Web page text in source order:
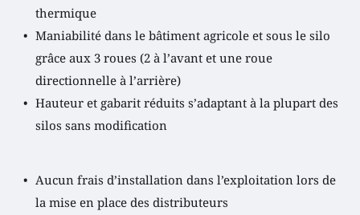
thermique
Maniabilité dans le bâtiment agricole et sous le silo
grâce aux 3 roues (2 à l’avant et une roue
directionnelle à l’arrière)
Hauteur et gabarit réduits s’adaptant à la plupart des
silos sans modification
Aucun frais d’installation dans l’exploitation lors de
la mise en place des distributeurs